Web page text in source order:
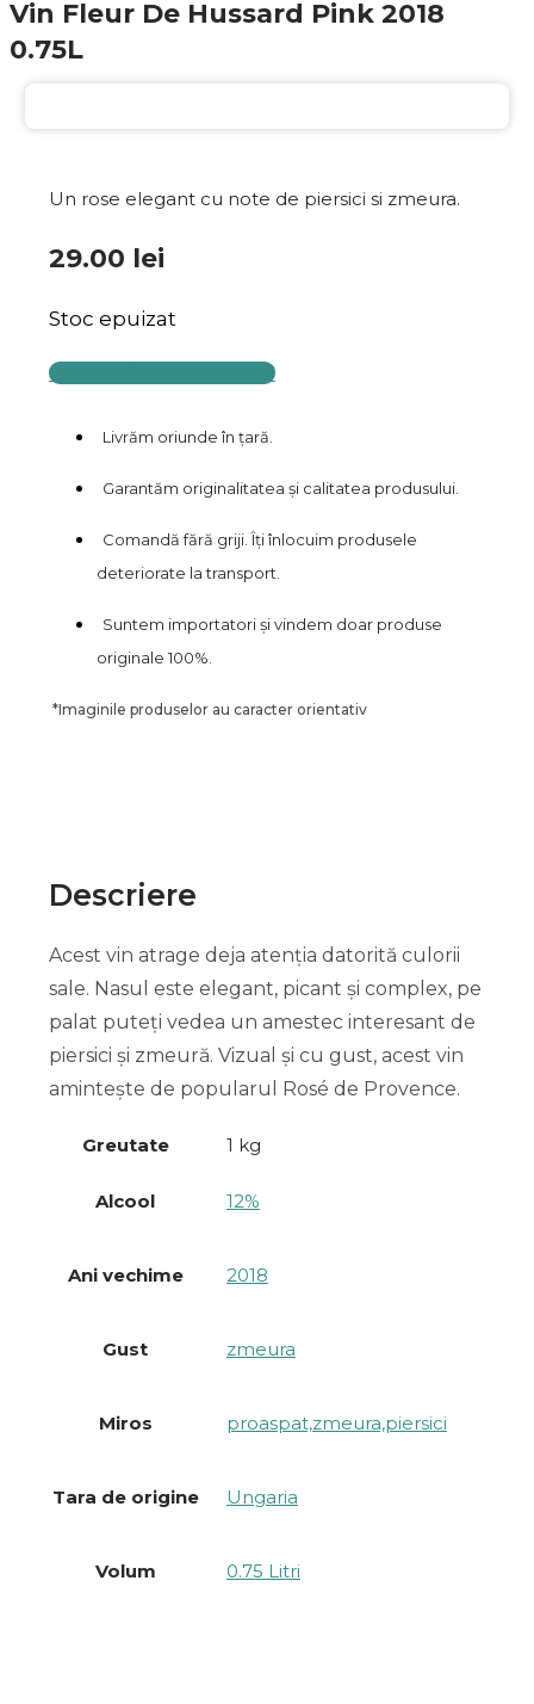
Vin Fleur De Hussard Pink 2018
0.75L
Un rose elegant cu note de piersici si zmeura.
29.00 lei
Stoc epuizat
COMANDĂ TELEFONIC
Livrăm oriunde în țară.
Garantăm originalitatea și calitatea produsului.
Comandă fără griji. Îți înlocuim produsele
deteriorate la transport.
Suntem importatori și vindem doar produse
originale 100%.
*Imaginile produselor au caracter orientativ
Descriere
Acest vin atrage deja atenția datorită culorii
sale. Nasul este elegant, picant și complex, pe
palat puteți vedea un amestec interesant de
piersici și zmeură. Vizual și cu gust, acest vin
amintește de popularul Rosé de Provence.
Greutate 1 kg
Alcool 12%
Ani vechime 2018
Gust zmeura
Miros proaspat,zmeura,piersici
Tara de origine Ungaria
Volum 0.75 Litri